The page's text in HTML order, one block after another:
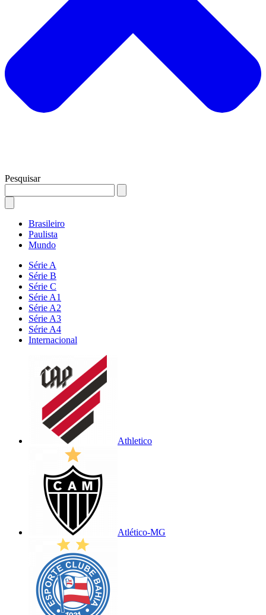
Pesquisar
Brasileiro
Paulista
Mundo
Série A
Série B
Série C
Série A1
Série A2
Série A3
Série A4
Internacional
Athletico
Atlético-MG